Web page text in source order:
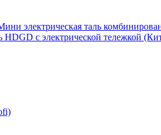
электрическая таль
HDGD с электрической тележкой